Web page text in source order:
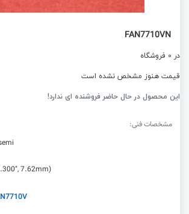
FAN7710VN
در 0 فروشگاه
قیمت هنوز مشخص نشده است
این محصول در حال حاضر فروشنده ای ندارد!
مشخصات فنی:
7.62mm)